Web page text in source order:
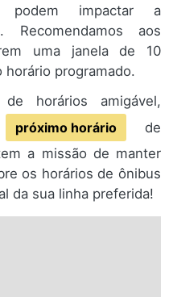
podem impactar a
Recomendamos aos
uma janela de 10
programado.
horários amigável,
próximo horário
de
a missão de manter
os horários de ônibus
da sua linha preferida!